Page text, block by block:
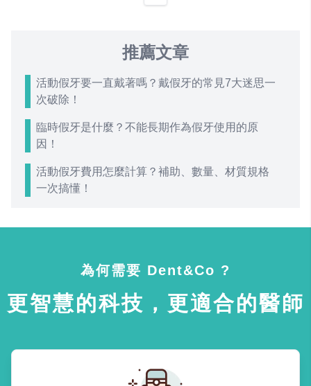
推薦文章
活動假牙要一直戴著嗎？戴假牙的常見7大迷思一
次破除！
臨時假牙是什麼？不能長期作為假牙使用的原
因！
活動假牙費用怎麼計算？補助、數量、材質規格
一次搞懂！
為何需要 Dent&Co ?
更智慧的科技，更適合的醫師